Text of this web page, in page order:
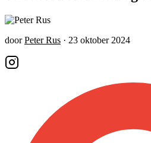
door Peter Rus · 23 oktober 2024